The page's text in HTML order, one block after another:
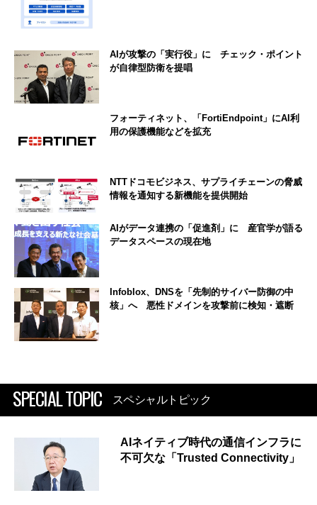
AIが攻撃の「実行役」に チェック・ポイント
が自律型防衛を提唱
フォーティネット、「FortiEndpoint」にAI利
用の保護機能などを拡充
NTTドコモビジネス、サプライチェーンの脅威
情報を通知する新機能を提供開始
AIがデータ連携の「促進剤」に 産官学が語る
データスペースの現在地
Infoblox、DNSを「先制的サイバー防御の中
核」へ 悪性ドメインを攻撃前に検知・遮断
SPECIAL TOPIC スペシャルトピック
AIネイティブ時代の通信インフラに
不可欠な「Trusted Connectivity」